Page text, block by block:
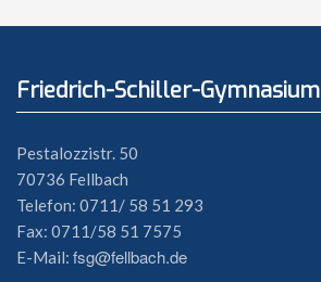
Friedrich-Schiller-Gymnasium
Pestalozzistr. 50
70736 Fellbach
Telefon: 0711/ 58 51 293
Fax: 0711/58 51 7575
E-Mail: fsg@fellbach.de